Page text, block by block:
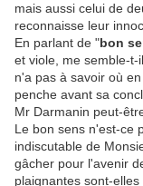
mais aussi celui de
reconnaisse leur
En parlant de "bon
et viole, me semble-
n'a pas à savoir où
penche avant sa
Mr Darmanin peut-
Le bon sens n'est-ce
indiscutable de
gâcher pour l'avenir
plaignantes sont-